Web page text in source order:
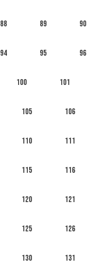
88 89 90
94 95 96
100 101
105 106
110 111
115 116
120 121
125 126
130 131